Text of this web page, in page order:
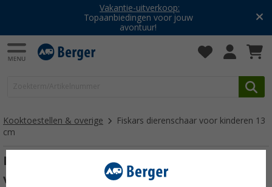
Vakantie-uitverkoop:
Topaanbiedingen voor jouw
avontuur!
Kooktoestellen & overige
Fiskars dierenschaar voor kinderen 13
cm
Fiskars dierenschaar voor kinderen 13 cm
vis